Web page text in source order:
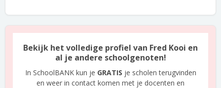
Bekijk het volledige profiel van Fred Kooi en
al je andere schoolgenoten!
In SchoolBANK kun je GRATIS je scholen terugvinden
en weer in contact komen met je docenten en